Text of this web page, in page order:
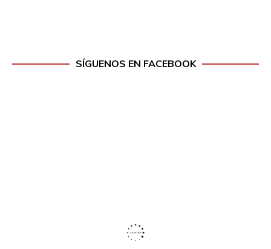
SÍGUENOS EN FACEBOOK